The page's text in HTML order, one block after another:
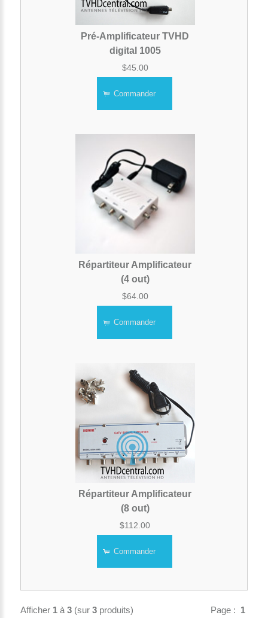
Pré-Amplificateur TVHD
digital 1005
$45.00
Commander
Répartiteur Amplificateur
(4 out)
$64.00
Commander
Répartiteur Amplificateur
(8 out)
$112.00
Commander
Page : 1
Afficher 1à 3(sur 3produits)